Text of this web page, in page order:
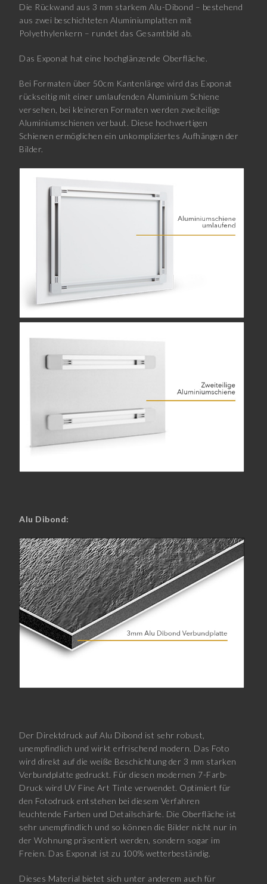
Die Rückwand aus 3 mm starkem Alu-Dibond – bestehend
aus zwei beschichteten Aluminiumplatten mit
Polyethylenkern – rundet das Gesamtbild ab.
Das Exponat hat eine hochglänzende Oberfläche.
Bei Formaten über 50cm Kantenlänge wird das Exponat
rückseitig mit einer umlaufenden Aluminium Schiene
versehen, bei kleineren Formaten werden zweiteilige
Aluminiumschienen verbaut. Diese hochwertigen
Schienen ermöglichen ein unkompliziertes Aufhängen der
Bilder.
Alu Dibond:
Der Direktdruck auf Alu Dibond ist sehr robust,
unempfindlich und wirkt erfrischend modern. Das Foto
wird direkt auf die weiße Beschichtung der 3 mm starken
Verbundplatte gedruckt. Für diesen modernen 7-Farb-
Druck wird UV Fine Art Tinte verwendet. Optimiert für
den Fotodruck entstehen bei diesem Verfahren
leuchtende Farben und Detailschärfe. Die Oberfläche ist
sehr unempfindlich und so können die Bilder nicht nur in
der Wohnung präsentiert werden, sondern sogar im
Freien. Das Exponat ist zu 100% wetterbeständig.
Dieses Material bietet sich unter anderem auch für